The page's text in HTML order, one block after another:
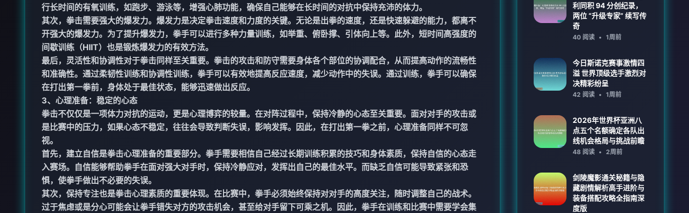
行长时间的有氧训练，如跑步、游泳等，增强心肺功能，确保自己能够在长时间的对抗中保持充沛的体力。
其次，拳击需要强大的爆发力。爆发力是决定拳击速度和力度的关键。无论是出拳的速度，还是快速躲避的能力，都离不
开强大的爆发力。为了提升爆发力，拳手可以进行多种力量训练，如举重、俯卧撑、引体向上等。此外，短时间高强度的
间歇训练（HIIT）也是锻炼爆发力的有效方法。
最后，灵活性和协调性对于拳击同样至关重要。拳击的攻击和防守需要身体各个部位的协调配合，从而提高动作的流畅性
和准确性。通过柔韧性训练和协调性训练，拳手可以有效地提高反应速度，减少动作中的失误。通过训练，拳手可以确保
在打出第一拳前，身体处于最佳状态，能够迅速做出反应。
3、心理准备：稳定的心态
拳击不仅仅是一项体力对抗的运动，更是心理博弈的较量。在对阵过程中，保持冷静的心态至关重要。面对对手的攻击或
是比赛中的压力，如果心态不稳定，往往会导致判断失误，影响发挥。因此，在打出第一拳之前，心理准备同样不可忽
视。
首先，建立自信是拳击心理准备的重要部分。拳手需要相信自己经过长期训练积累的技巧和身体素质，保持自信的心态走
入赛场。自信能够帮助拳手在面对强大对手时，保持冷静应对，发挥出自己的最佳水平。而缺乏自信可能导致紧张和恐
惧，使拳手做出不必要的失误。
其次，保持专注也是拳击心理素质的重要体现。在比赛中，拳手必须始终保持对对手的高度关注，随时调整自己的战术。
过于焦虑或是分心可能会让拳手错失对方的攻击机会，甚至给对手留下可乘之机。因此，拳手在训练和比赛中需要学会集
利同积 94 分创纪录，
两位 “升级专家” 续写传
奇
40 阅读 • 1周前
今日斯诺克赛事激情四
溢 世界顶级选手激烈对
决精彩纷呈
42 阅读 • 1周前
2026年世界杯亚洲八
点五个名额确定各队出
线机会格局与挑战前瞻
48 阅读 • 2周前
剑陵魔影通关秘籍与隐
藏剧情解析高手进阶与
装备搭配攻略全指南深
度版